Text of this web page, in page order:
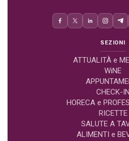
SEZIONI
ATTUALITÀ e
WiNE
CHECK-IN
HORECA e
RICETTE
SALUTE A
ALIMENTI e